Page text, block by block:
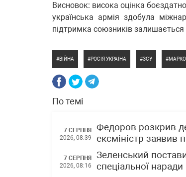
Висновок: висока оцінка
українська армія здобула
підтримка союзників залишається
ВІЙНА РОСІЯ УКРАЇНА ЗСУ МАРКО
По темі
7 СЕРПНЯ
2026, 08:39
Федоров розкрив
ексміністр заявив
7 СЕРПНЯ
2026, 08:16
Зеленський
спеціальної наради